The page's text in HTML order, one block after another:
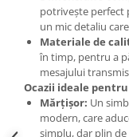
potrivește perfect
un mic detaliu
Materiale de
în timp, pentru a
mesajului
Ocazii ideale
Mărțișor: Un
modern, care
simplu, dar plin